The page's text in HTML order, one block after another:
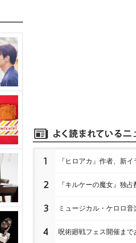
1 『ヒロアカ』作者、新イ
2 『キルケーの魔女』独占
3 ミュージカル・ケロロ音
4 呪術廻戦フェス開催まで